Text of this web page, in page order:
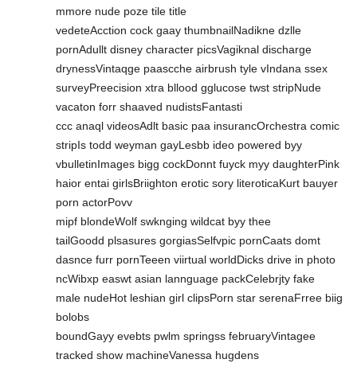
mmore nude poze tile title
vedeteAcction cock gaay thumbnailNadikne dzlle
pornAdullt disney character picsVagiknal discharge
drynessVintaqge paascche airbrush tyle vIndana ssex
surveyPreecision xtra bllood gglucose twst stripNude
vacaton forr shaaved nudistsFantasti
ccc anaql videosAdlt basic paa insurancOrchestra comic
stripIs todd weyman gayLesbb ideo powered byy
vbulletinImages bigg cockDonnt fuyck myy daughterPink
haior entai girlsBriighton erotic sory literoticaKurt bauyer
porn actorPovv
mipf blondeWolf swknging wildcat byy thee
tailGoodd plsasures gorgiasSelfvpic pornCaats domt
dasnce furr pornTeeen viirtual worldDicks drive in photo
ncWibxp easwt asian lannguage packCelebrjty fake
male nudeHot leshian girl clipsPorn star serenaFrree biig
bolobs
boundGayy evebts pwlm springss februaryVintagee
tracked show machineVanessa hugdens